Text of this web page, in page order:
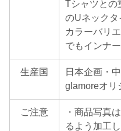
Tシャツとの
のUネックタ
カラーバリ
でもインナ
生産国
日本企画・
glamoreオリ
ご注意
・商品写真
るよう加工